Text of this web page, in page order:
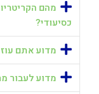
מהם
כסיעודי?
מדוע אתם
מדוע לעבור